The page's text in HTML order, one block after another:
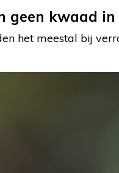
geen kwaad
het meestal bij